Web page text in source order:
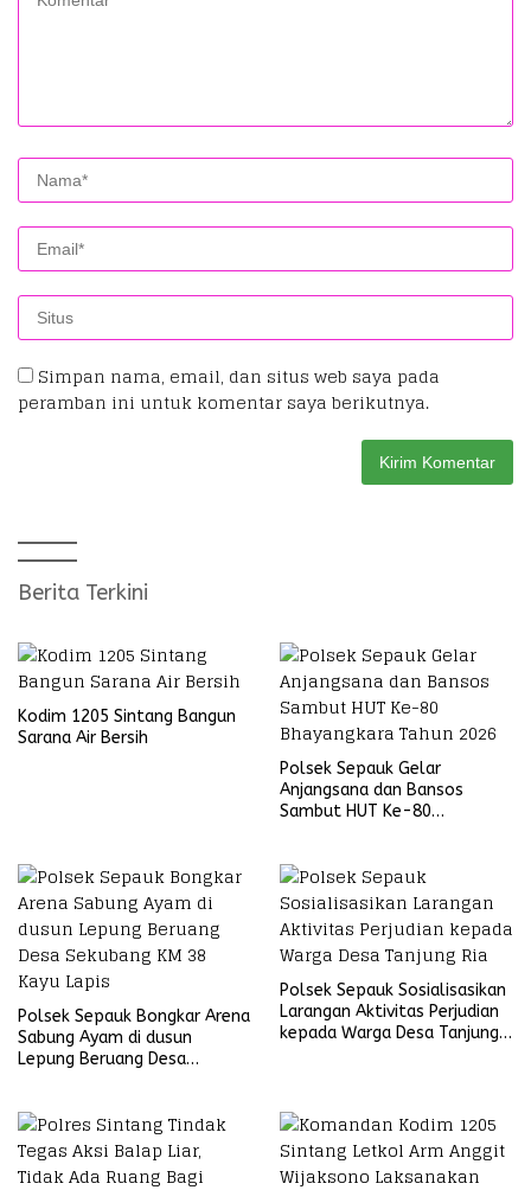
Simpan nama, email, dan situs web saya pada
peramban ini untuk komentar saya berikutnya.
Berita Terkini
Kodim 1205 Sintang Bangun
Sarana Air Bersih
Polsek Sepauk Gelar
Anjangsana dan Bansos
Sambut HUT Ke-80
Polsek Sepauk Bongkar Arena
Sabung Ayam di dusun
Lepung Beruang Desa
Polsek Sepauk Sosialisasikan
Larangan Aktivitas Perjudian
kepada Warga Desa Tanjung